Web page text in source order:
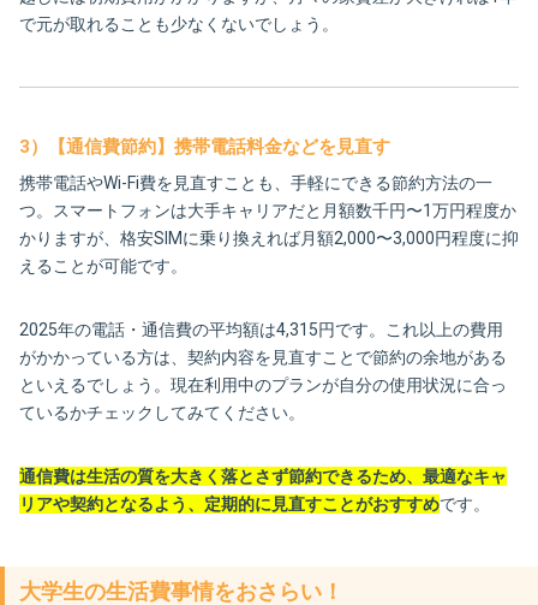
で元が取れることも少なくないでしょう。
3）【通信費節約】携帯電話料金などを見直す
携帯電話やWi-Fi費を見直すことも、手軽にできる節約方法の一
つ。スマートフォンは大手キャリアだと月額数千円〜1万円程度か
かりますが、格安SIMに乗り換えれば月額2,000〜3,000円程度に抑
えることが可能です。
2025年の電話・通信費の平均額は4,315円です。これ以上の費用
がかかっている方は、契約内容を見直すことで節約の余地がある
といえるでしょう。現在利用中のプランが自分の使用状況に合っ
ているかチェックしてみてください。
通信費は生活の質を大きく落とさず節約できるため、最適なキャ
リアや契約となるよう、定期的に見直すことがおすすめです。
大学生の生活費事情をおさらい！